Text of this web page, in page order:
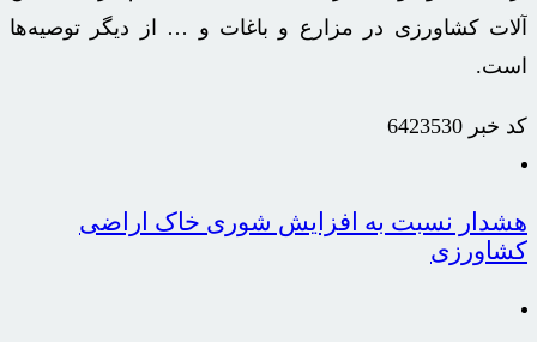
آلات کشاورزی در مزارع و باغات و … از دیگر توصیه‌ها
است.
کد خبر 6423530
هشدار نسبت به افزایش شوری خاک اراضی
کشاورزی